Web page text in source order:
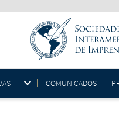
COMUNICADOS